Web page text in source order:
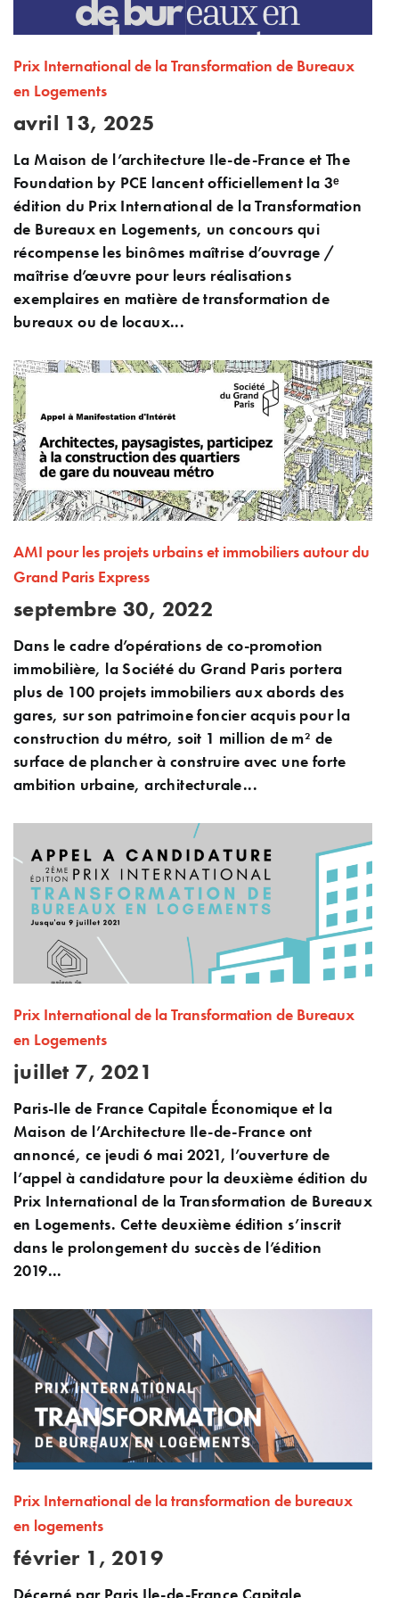
Prix International de la Transformation de Bureaux
en Logements
avril 13, 2025
La Maison de l’architecture Ile-de-France et The
Foundation by PCE lancent officiellement la 3ᵉ
édition du Prix International de la Transformation
de Bureaux en Logements, un concours qui
récompense les binômes maîtrise d’ouvrage /
maîtrise d’œuvre pour leurs réalisations
exemplaires en matière de transformation de
bureaux ou de locaux...
AMI pour les projets urbains et immobiliers autour du
Grand Paris Express
septembre 30, 2022
Dans le cadre d’opérations de co-promotion
immobilière, la Société du Grand Paris portera
plus de 100 projets immobiliers aux abords des
gares, sur son patrimoine foncier acquis pour la
construction du métro, soit 1 million de m² de
surface de plancher à construire avec une forte
ambition urbaine, architecturale...
Prix International de la Transformation de Bureaux
en Logements
juillet 7, 2021
Paris-Ile de France Capitale Économique et la
Maison de l’Architecture Ile-de-France ont
annoncé, ce jeudi 6 mai 2021, l’ouverture de
l’appel à candidature pour la deuxième édition du
Prix International de la Transformation de Bureaux
en Logements. Cette deuxième édition s’inscrit
dans le prolongement du succès de l’édition
2019...
Prix International de la transformation de bureaux
en logements
février 1, 2019